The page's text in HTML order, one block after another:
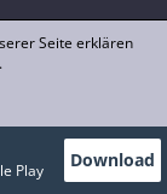
unter CC BY-SA,
Play
Download
Seite erklären